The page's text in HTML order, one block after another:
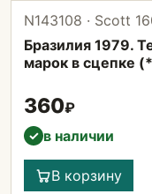
N143108 · Scott
Бразилия 1979.
марок в сцепке
360₽
✓ в наличии
В корзину